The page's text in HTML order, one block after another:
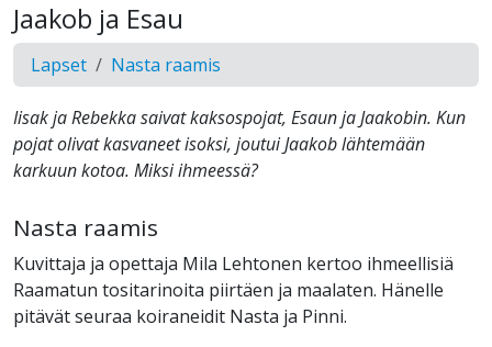
Jaakob ja Esau
Lapset Nasta raamis
Iisak ja Rebekka saivat kaksospojat, Esaun ja Jaakobin. Kun
pojat olivat kasvaneet isoksi, joutui Jaakob lähtemään
karkuun kotoa. Miksi ihmeessä?
Nasta raamis
Kuvittaja ja opettaja Mila Lehtonen kertoo ihmeellisiä
Raamatun tositarinoita piirtäen ja maalaten. Hänelle
pitävät seuraa koiraneidit Nasta ja Pinni.